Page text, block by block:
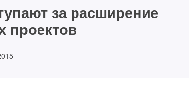
за расширение
проектов